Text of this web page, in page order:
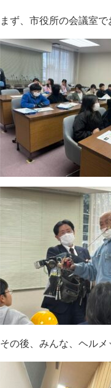
まず、市役所の会議室で
その後、みんな、ヘル